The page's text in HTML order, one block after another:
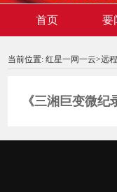
首页 要
当前位置: 红星一网一云>远
《三湘巨变微
00:00:00 / 04:37